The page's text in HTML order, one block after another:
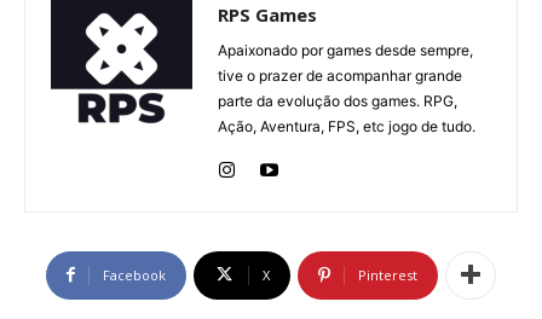
RPS Games
Apaixonado por games desde sempre,
tive o prazer de acompanhar grande
parte da evolução dos games. RPG,
Ação, Aventura, FPS, etc jogo de tudo.
Facebook X Pinterest